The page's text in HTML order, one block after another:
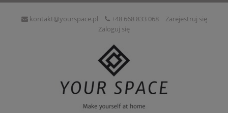
kontakt@yourspace.pl +48 668 833 068
Zarejestruj się
Zaloguj się